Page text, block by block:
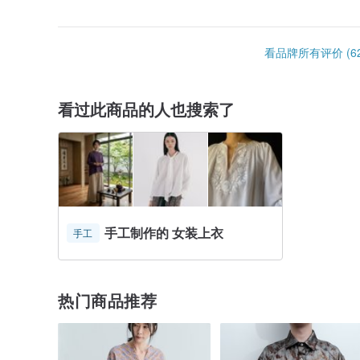
看品牌所有评价
看过此商品的人也搜索了
手工 手工制作的 女装上衣
热门商品推荐